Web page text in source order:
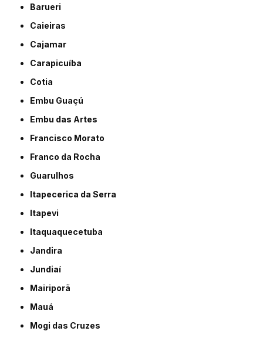
Barueri
Caieiras
Cajamar
Carapicuíba
Cotia
Embu Guaçú
Embu das Artes
Francisco Morato
Franco da Rocha
Guarulhos
Itapecerica da Serra
Itapevi
Itaquaquecetuba
Jandira
Jundiaí
Mairiporã
Mauá
Mogi das Cruzes